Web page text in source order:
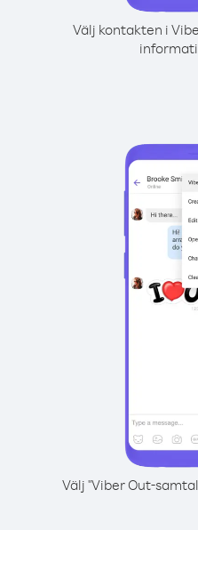
Välj kontakten i
Välj "Viber Out-